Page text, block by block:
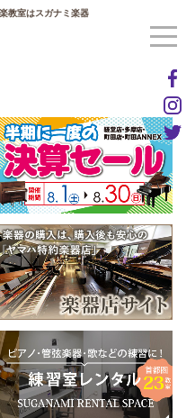
教室はスガナミ楽器